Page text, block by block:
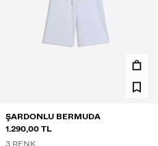
ŞARDONLU BERMUDA
1.290,00 TL